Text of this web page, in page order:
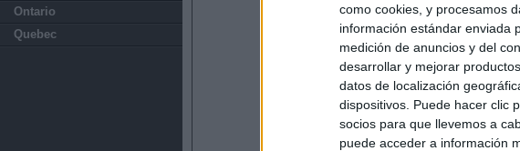
como cookies, y procesamos
información estándar enviada
medición de anuncios y del
desarrollar y mejorar
datos de localización
dispositivos. Puede hacer clic
socios para que llevemos a
puede acceder a información
Ontario
Quebec